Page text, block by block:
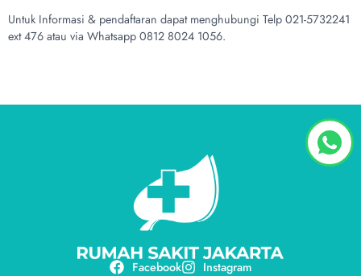
Untuk Informasi & pendaftaran dapat menghubungi Telp 021-5732241
ext 476 atau via Whatsapp 0812 8024 1056.
Facebook Instagram